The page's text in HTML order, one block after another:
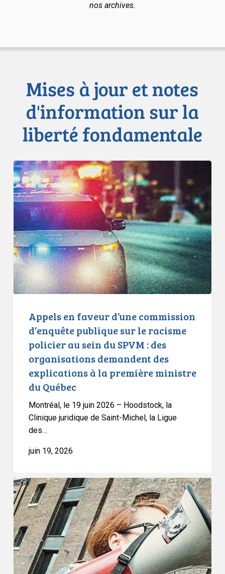
nos archives.
Mises à jour et notes
d'information sur la
liberté fondamentale
Appels
en
faveur
d’une
commission
d’enquête
publique
sur
le
racisme
SPVM
organisations
demandent
explications
ministre
du
Québec
Appels en faveur d’une commission
d’enquête publique sur le racisme
policier au sein du SPVM : des
organisations demandent des
explications à la première ministre
du Québec
Montréal, le 19 juin 2026 – Hoodstock, la
Clinique juridique de Saint-Michel, la Ligue
des…
juin 19, 2026
L’ACLC
se
joint
à
la
déclaration
de